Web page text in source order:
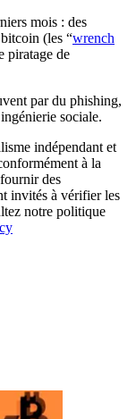
mois : des
(les “wrench
piratage de
par du phishing,
sociale.
indépendant et
à la
des
invités à vérifier les
notre politique